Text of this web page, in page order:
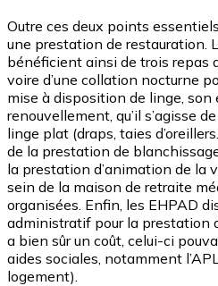
Outre ces deux points
une prestation de restauration.
bénéficient ainsi de trois repas
voire d’une collation nocturne
mise à disposition de linge,
renouvellement, qu’il s’agisse
linge plat (draps, taies
de la prestation de
la prestation d’animation de la
sein de la maison de retraite
organisées. Enfin, les EHPAD
administratif pour la prestation
a bien sûr un coût, celui-ci
aides sociales, notamment
logement).